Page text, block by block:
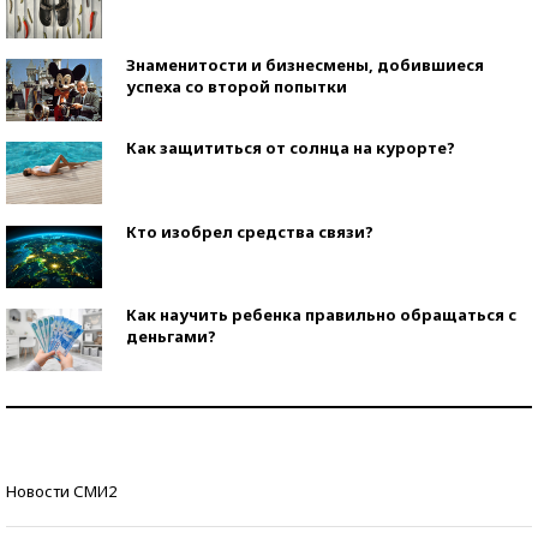
Знаменитости и бизнесмены, добившиеся
успеха со второй попытки
Как защититься от солнца на курорте?
Кто изобрел средства связи?
Как научить ребенка правильно обращаться с
деньгами?
Новости СМИ2